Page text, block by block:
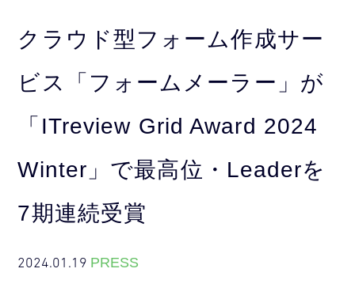
クラウド型フォーム作成サー
ビス「フォームメーラー」が
「ITreview Grid Award 2024
Winter」で最高位・Leaderを
7期連続受賞
2024.01.19 PRESS